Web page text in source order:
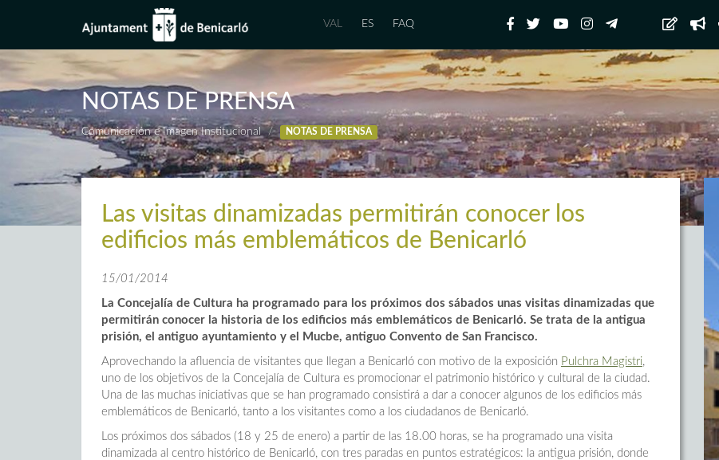
VAL ES FAQ
NOTAS DE PRENSA
Comunicación e Imagen Institucional NOTAS DE PRENSA
Las visitas dinamizadas permitirán conocer los
edificios más emblemáticos de Benicarló
15/01/2014
La Concejalía de Cultura ha programado para los próximos dos sábados unas visitas dinamizadas que
permitirán conocer la historia de los edificios más emblemáticos de Benicarló. Se trata de la antigua
prisión, el antiguo ayuntamiento y el Mucbe, antiguo Convento de San Francisco.
Aprovechando la afluencia de visitantes que llegan a Benicarló con motivo de la exposición Pulchra Magistri,
uno de los objetivos de la Concejalía de Cultura es promocionar el patrimonio histórico y cultural de la ciudad.
Una de las muchas iniciativas que se han programado consistirá a dar a conocer algunos de los edificios más
emblemáticos de Benicarló, tanto a los visitantes como a los ciudadanos de Benicarló.
Los próximos dos sábados (18 y 25 de enero) a partir de las 18.00 horas, se ha programado una visita
dinamizada al centro histórico de Benicarló, con tres paradas en puntos estratégicos: la antigua prisión, donde